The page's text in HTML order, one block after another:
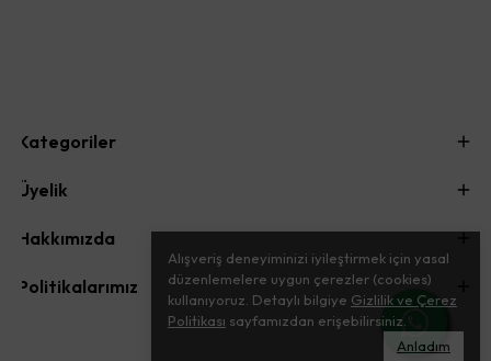
Alışveriş deneyiminizi iyileştirmek için yasal
düzenlemelere uygun çerezler (cookies)
kullanıyoruz. Detaylı bilgiye Gizlilik ve Çerez
Politikası sayfamızdan erişebilirsiniz.
Anladım
Kategoriler
Üyelik
Hakkımızda
Politikalarımız